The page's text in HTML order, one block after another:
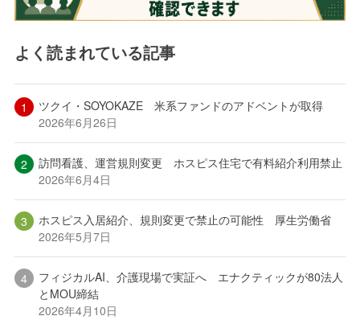
よく読まれている記事
ツクイ・SOYOKAZE 米系ファンドのアドベントが取得
2026年6月26日
訪問看護、運営規則変更 ホスピス住宅で有料紹介利用禁止
2026年6月4日
ホスピス入居紹介、規則変更で禁止の可能性 厚生労働省
2026年5月7日
フィジカルAI、介護現場で実証へ エナクティックが80法人
とMOU締結
2026年4月10日